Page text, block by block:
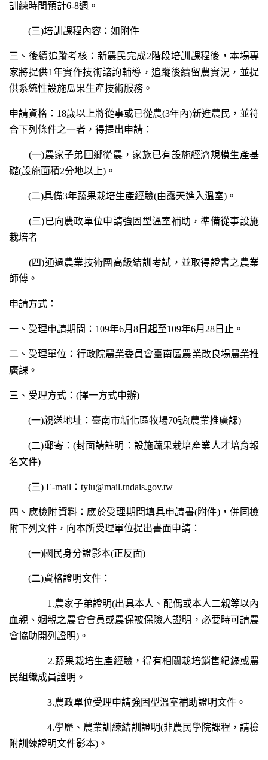
訓練時間預計6-8週。
(三)培訓課程內容：如附件
三、後續追蹤考核：新農民完成2階段培訓課程後，本場專
家將提供1年實作技術諮詢輔導，追蹤後續留農實況，並提
供系統性設施瓜果生產技術服務。
申請資格：18歲以上將從事或已從農(3年內)新進農民，並符
合下列條件之一者，得提出申請：
(一)農家子弟回鄉從農，家族已有設施經濟規模生產基
礎(設施面積2分地以上)。
(二)具備3年蔬果栽培生產經驗(由露天進入溫室)。
(三)已向農政單位申請強固型溫室補助，準備從事設施
栽培者
(四)通過農業技術團高級結訓考試，並取得證書之農業
師傅。
申請方式：
一、受理申請期間：109年6月8日起至109年6月28日止。
二、受理單位：行政院農業委員會臺南區農業改良場農業推
廣課。
三、受理方式：(擇一方式申辦)
(一)親送地址：臺南市新化區牧場70號(農業推廣課)
(二)郵寄：(封面請註明：設施蔬果栽培產業人才培育報
名文件)
(三) E-mail：tylu@mail.tndais.gov.tw
四、應檢附資料：應於受理期間填具申請書(附件)，併同檢
附下列文件，向本所受理單位提出書面申請：
(一)國民身分證影本(正反面)
(二)資格證明文件：
1.農家子弟證明(出具本人、配偶或本人二親等以內
血親、姻親之農會會員或農保被保險人證明，必要時可請農
會協助開列證明)。
2.蔬果栽培生產經驗，得有相關栽培銷售紀錄或農
民組織成員證明。
3.農政單位受理申請強固型溫室補助證明文件。
4.學歷、農業訓練結訓證明(非農民學院課程，請檢
附訓練證明文件影本)。